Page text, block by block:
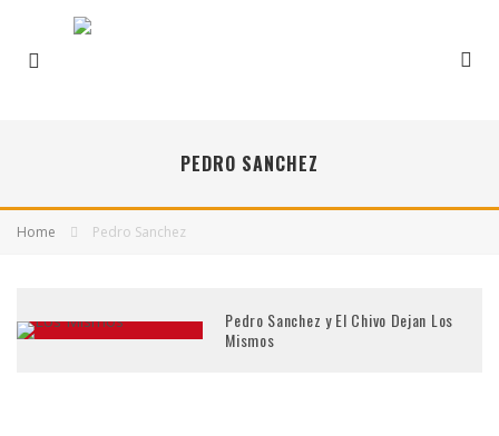
PEDRO SANCHEZ
Home Pedro Sanchez
Pedro Sanchez y El Chivo Dejan Los
Mismos